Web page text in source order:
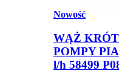
Nowość
WĄŻ
POMPY
l/h 58499